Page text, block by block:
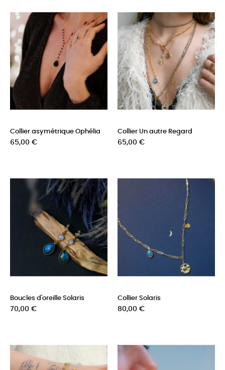
Collier asymétrique Ophélia
Prix
65,00 €
Collier Un autre Regard
Prix
65,00 €
Boucles d'oreille Solaris
Prix
70,00 €
Collier Solaris
Prix
80,00 €